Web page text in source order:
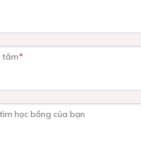
tâm*
học bổng của bạn